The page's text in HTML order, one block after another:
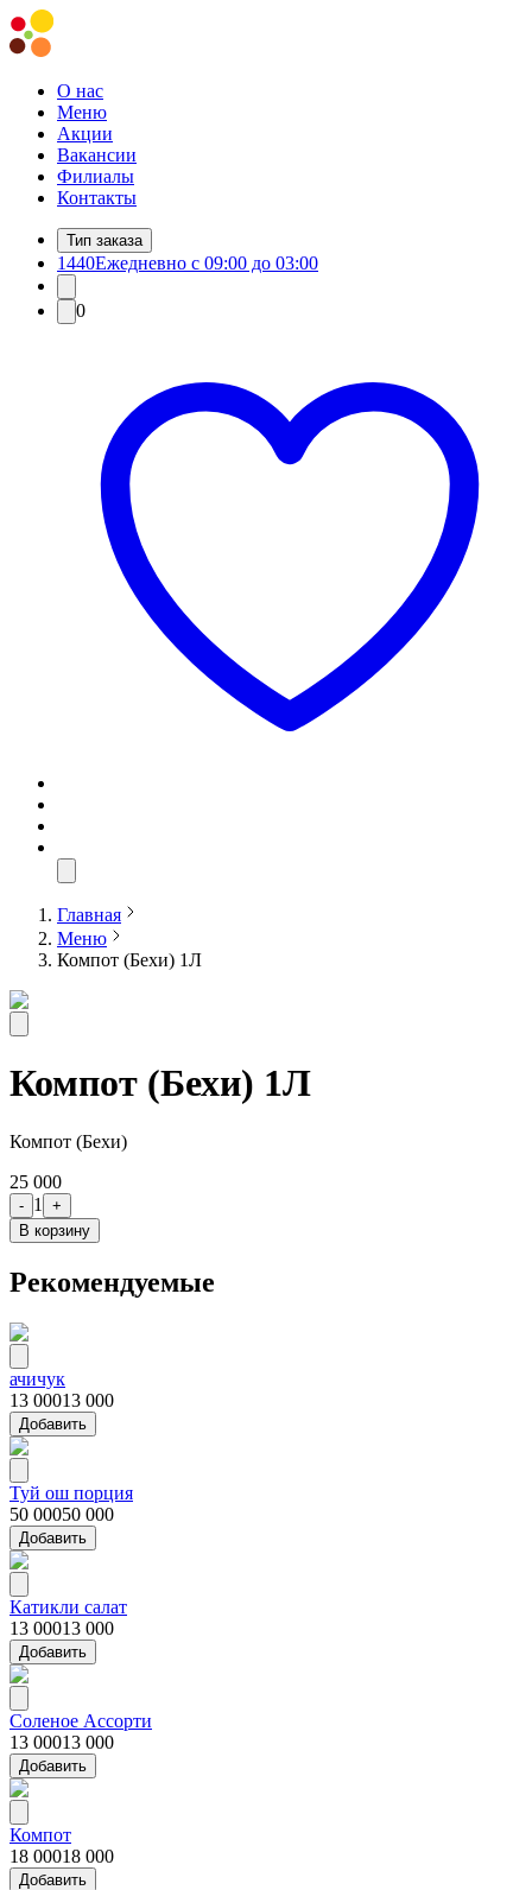
О нас
Меню
Акции
Вакансии
Филиалы
Контакты
Тип заказа
1440Ежедневно с 09:00 до 03:00
0
Главная
Меню
Компот (Бехи) 1Л
Компот (Бехи) 1Л
Компот (Бехи)
25 000
- 1
+
В корзину
Рекомендуемые
ачичук
13 00013 000
Добавить
Туй ош порция
50 00050 000
Добавить
Катикли салат
13 00013 000
Добавить
Соленое Ассорти
13 00013 000
Добавить
Компот
18 00018 000
Добавить